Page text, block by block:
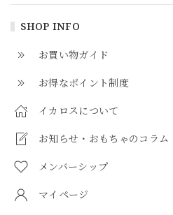
SHOP INFO
お買い物ガイド
お得なポイント制度
イカロスについて
お知らせ・おもちゃのコラム
メンバーシップ
マイページ